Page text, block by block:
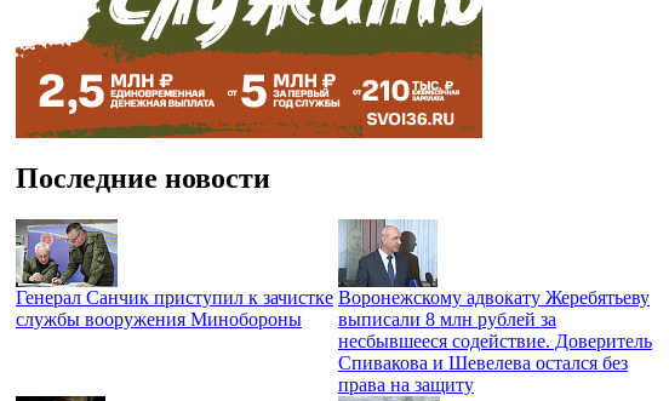
Последние новости
Генерал Санчик приступил к зачистке
службы вооружения Минобороны
Воронежскому адвокату Жеребятьеву
выписали 8 млн рублей за
несбывшееся содействие. Доверитель
Спивакова и Шевелева остался без
права на защиту